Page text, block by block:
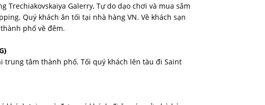
Galerry, Tự do dạo chơi và mua sắm
Quý khách ăn tối tại nhà hàng VN. Về khách sạn
phố về đêm.
trung tâm thành phố. Tối quý khách lên tàu đi Saint